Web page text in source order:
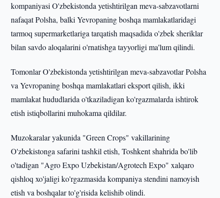
kompaniyasi O'zbekistonda yetishtirilgan meva-sabzavotlarni
nafaqat Polsha, balki Yevropaning boshqa mamlakatlaridagi
tarmoq supermarketlariga tarqatish maqsadida o'zbek sheriklar
bilan savdo aloqalarini o'rnatishga tayyorligi ma'lum qilindi.
Tomonlar O'zbekistonda yetishtirilgan meva-sabzavotlar Polsha
va Yevropaning boshqa mamlakatlari eksport qilish, ikki
mamlakat hududlarida o'tkaziladigan ko'rgazmalarda ishtirok
etish istiqbollarini muhokama qildilar.
Muzokaralar yakunida "Green Crops" vakillarining
O'zbekistonga safarini tashkil etish, Toshkent shahrida bo'lib
o'tadigan "Agro Expo Uzbekistan/Agrotech Expo" xalqaro
qishloq xo'jaligi ko'rgazmasida kompaniya stendini namoyish
etish va boshqalar to'g'risida kelishib olindi.